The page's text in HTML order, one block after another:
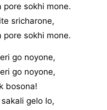
pore sokhi mone.
sricharone,
pore sokhi mone.
go noyone,
go noyone,
bosona!
gelo lo,